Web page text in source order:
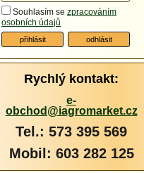
Souhlasím se zpracováním
osobních údajů
Rychlý kontakt:
e-
obchod@iagromarket.cz
Tel.: 573 395 569
Mobil: 603 282 125